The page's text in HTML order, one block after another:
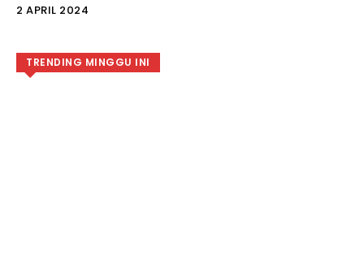
2 APRIL 2024
TRENDING MINGGU INI